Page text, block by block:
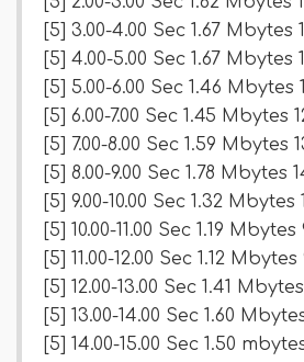
[5] 3.00-4.00 Sec 1.67 Mbytes
[5] 4.00-5.00 Sec 1.67 Mbytes
[5] 5.00-6.00 Sec 1.46 Mbytes
[5] 6.00-7.00 Sec 1.45 Mbytes
[5] 7.00-8.00 Sec 1.59 Mbytes
[5] 8.00-9.00 Sec 1.78 Mbytes
[5] 9.00-10.00 Sec 1.32 Mbytes
[5] 10.00-11.00 Sec 1.19
[5] 11.00-12.00 Sec 1.12
[5] 12.00-13.00 Sec 1.41
[5] 13.00-14.00 Sec 1.60
[5] 14.00-15.00 Sec 1.50